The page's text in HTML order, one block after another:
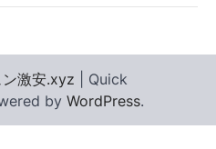
ン激安.xyz | Quick
by WordPress.